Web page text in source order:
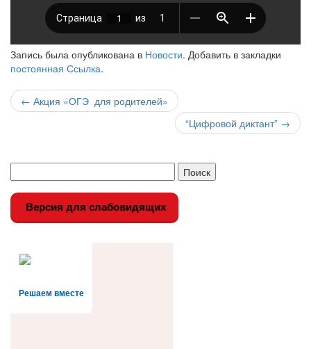
Запись была опубликована в Новости. Добавить в закладки
постоянная Ссылка.
Навигация
записи
← Акция «ОГЭ для родителей»
“Цифровой диктант” →
Версия для слабовидящих
Решаем вместе